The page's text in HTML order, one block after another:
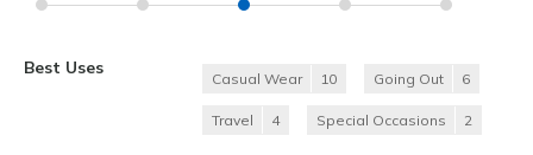
Best Uses
Casual Wear 10 Going Out 6
Travel 4 Special Occasions 2